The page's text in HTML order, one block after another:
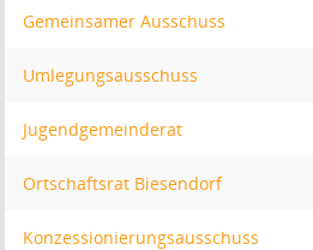
Gemeinsamer Ausschuss
Umlegungsausschuss
Jugendgemeinderat
Ortschaftsrat Biesendorf
Konzessionierungsausschuss